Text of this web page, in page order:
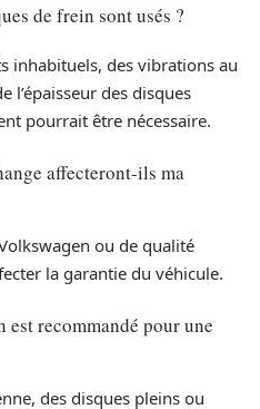
de frein sont usés ?
inhabituels, des vibrations au
l’épaisseur des disques
pourrait être nécessaire.
affecteront-ils ma
ou de qualité
la garantie du véhicule.
recommandé pour une
des disques pleins ou